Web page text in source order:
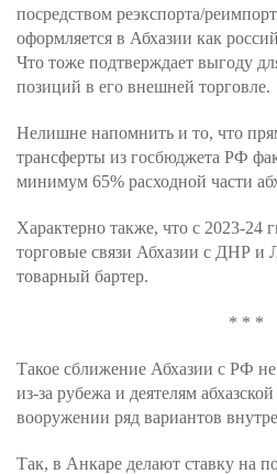
посредством реэкспорта/
оформляется в Абхазии как
Что тоже подтверждает выгоду
позиций в его внешней торговле.
Нелишне напомнить и то, что
трансферты из госбюджета РФ
минимум 65% расходной части
Характерно также, что с 2023-24
торговые связи Абхазии с ДНР и
товарный бартер.
* * *
Такое сближение Абхазии с РФ не
из-за рубежа и деятелям
вооружении ряд вариантов
Так, в Анкаре делают ставку на